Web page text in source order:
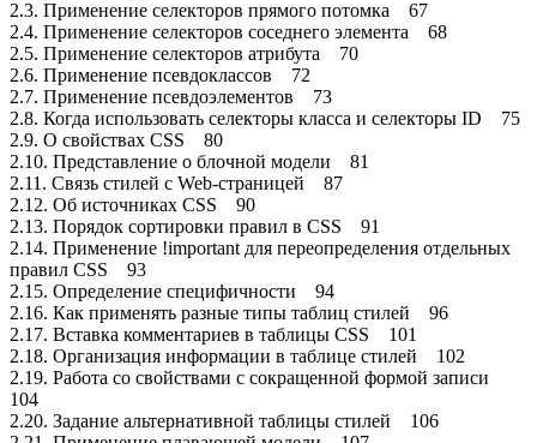
2.3. Применение селекторов прямого потомка 67
2.4. Применение селекторов соседнего элемента 68
2.5. Применение селекторов атрибута 70
2.6. Применение псевдоклассов 72
2.7. Применение псевдоэлементов 73
2.8. Когда использовать селекторы класса и селекторы ID 75
2.9. О свойствах CSS 80
2.10. Представление о блочной модели 81
2.11. Связь стилей с Web-страницей 87
2.12. Об источниках CSS 90
2.13. Порядок сортировки правил в CSS 91
2.14. Применение !important для переопределения отдельных
правил CSS 93
2.15. Определение специфичности 94
2.16. Как применять разные типы таблиц стилей 96
2.17. Вставка комментариев в таблицы CSS 101
2.18. Организация информации в таблице стилей 102
2.19. Работа со свойствами с сокращенной формой записи
104
2.20. Задание альтернативной таблицы стилей 106